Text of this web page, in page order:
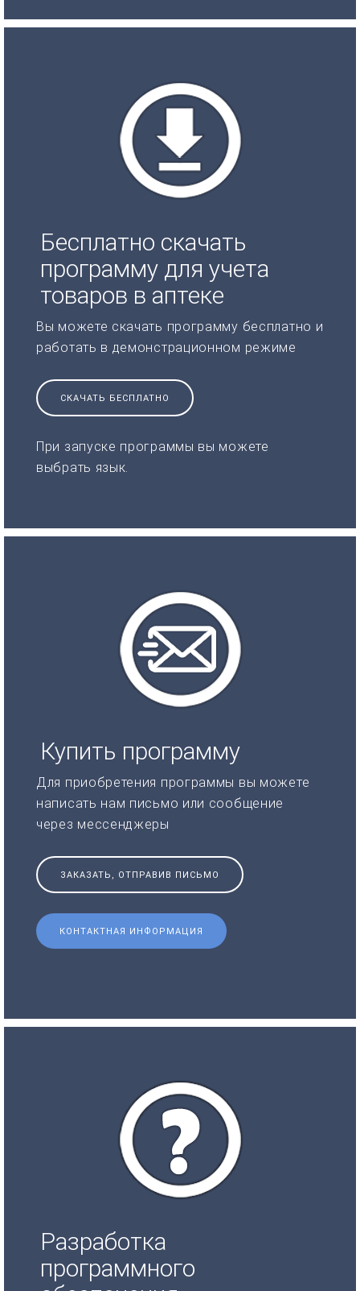
Бесплатно скачать
программу для учета
товаров в аптеке
Вы можете скачать программу бесплатно и
работать в демонстрационном режиме
СКАЧАТЬ БЕСПЛАТНО
При запуске программы вы можете
выбрать язык.
Купить программу
Для приобретения программы вы можете
написать нам письмо или сообщение
через мессенджеры
ЗАКАЗАТЬ, ОТПРАВИВ ПИСЬМО
КОНТАКТНАЯ ИНФОРМАЦИЯ
Разработка
программного